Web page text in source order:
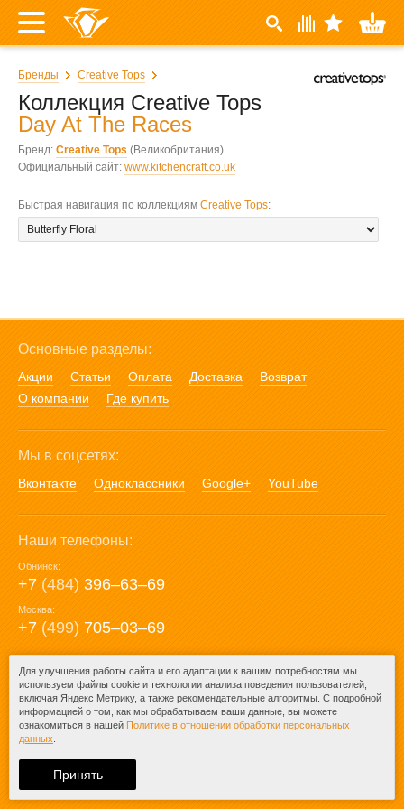
Бренды Creative Tops
Коллекция Creative Tops
Day At The Races
Бренд: Creative Tops (Великобритания)
Официальный сайт: www.kitchencraft.co.uk
Быстрая навигация по коллекциям Creative Tops:
Основные разделы:
Акции Статьи Оплата Доставка
Возврат
О компании
Где купить
Мы в соцсетях:
Вконтакте Одноклассники Google+ YouTube
Наши телефоны:
Обнинск:
+7 (484) 396‒63‒69
Москва:
+7 (499) 705‒03‒69
E-mail:
mail@posuda40.ru
При любом копировании информации
ссылка на
Для улучшения работы сайта и его адаптации к вашим потребностям мы
используем файлы cookie и технологии анализа поведения пользователей,
включая Яндекс Метрику, а также рекомендательные алгоритмы. С подробной
информацией о том, как мы обрабатываем ваши данные, вы можете
ознакомиться в нашей Политике в отношении обработки персональных
данных
Принять